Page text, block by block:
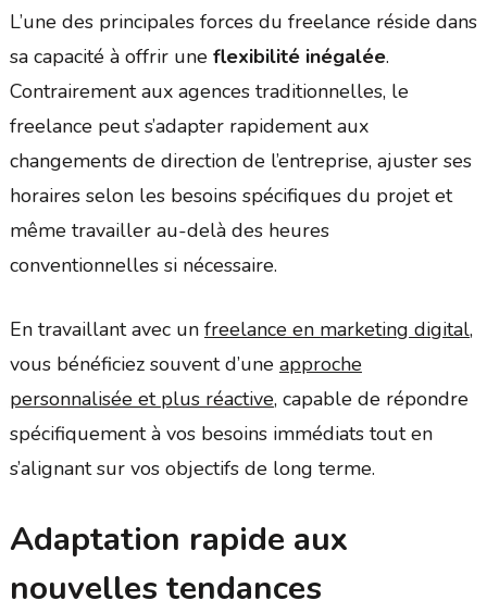
L’une des principales forces du freelance réside dans
sa capacité à offrir une flexibilité inégalée.
Contrairement aux agences traditionnelles, le
freelance peut s’adapter rapidement aux
changements de direction de l’entreprise, ajuster ses
horaires selon les besoins spécifiques du projet et
même travailler au-delà des heures
conventionnelles si nécessaire.
En travaillant avec un freelance en marketing digital,
vous bénéficiez souvent d’une approche
personnalisée et plus réactive, capable de répondre
spécifiquement à vos besoins immédiats tout en
s’alignant sur vos objectifs de long terme.
Adaptation rapide aux
nouvelles tendances